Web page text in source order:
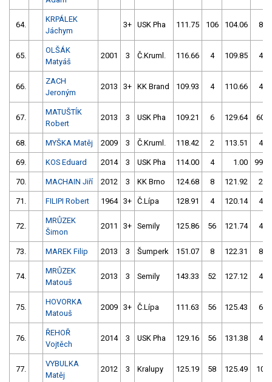
64.
KRPÁLEK
Jáchym
3+ USK Pha 111.75 106 104.06 8
65.
OLŠÁK
Matyáš
2001 3 Č.Kruml. 116.66 4 109.85 4
66.
ZACH
Jeroným
2013 3+ KK Brand 109.93 4 110.66 4
67.
MATUŠTÍK
Robert
2013 3 USK Pha 109.21 6 129.64 60
68. MYŠKA Matěj 2009 3 Č.Kruml. 118.42 2 113.51 4
69. KOS Eduard 2014 3 USK Pha 114.00 4 1.00 999
70. MACHAIN Jiří 2012 3 KK Brno 124.68 8 121.92 2
71. FILIPI Robert 1964 3+ Č.Lípa 128.91 4 120.14 4
72.
MRŮZEK
Šimon
2011 3+ Semily 125.86 56 121.74 4
73. MAREK Filip 2013 3 Šumperk 151.07 8 122.31 8
74.
MRŮZEK
Matouš
2013 3 Semily 143.33 52 127.12 4
75.
HOVORKA
Matouš
2009 3+ Č.Lípa 111.63 56 125.43 6
76.
ŘEHOŘ
Vojtěch
2014 3 USK Pha 129.16 56 131.38 4
77.
VYBULKA
Matěj
2012 3 Kralupy 125.19 58 125.49 10